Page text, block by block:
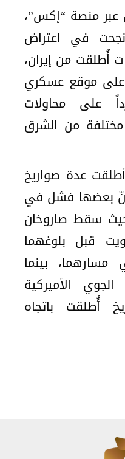
عبر منصة “إكس”،
نجحت في اعتراض
أُطلقت من إيران،
على موقع عسكري
على محاولات
من الشرق
عدة صواريخ
أنّ بعضها فشل في
سقط صاروخان
قبل بلوغهما
بينما
الأميركية
أُطلقت باتجاه